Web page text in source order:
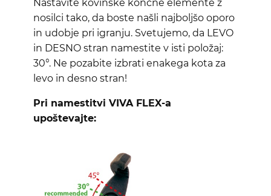
Nastavite kovinske končne elemente z
nosilci tako, da boste našli najboljšo oporo
in udobje pri igranju. Svetujemo, da LEVO
in DESNO stran namestite v isti položaj:
30°. Ne pozabite izbrati enakega kota za
levo in desno stran!
Pri namestitvi VIVA FLEX-a
upoštevajte: